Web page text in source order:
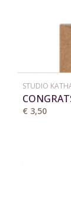
STUDIO
€ 3,50